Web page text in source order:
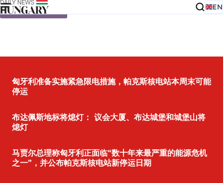
Skip to content EN
匈牙利准备实施紧急限电措施，帕克斯核电站本周末可能
停运
布达佩斯地标将熄灯： 议会大厦、布达城堡和城堡山将
熄灯
马贾尔总理称匈牙利正面临“数十年来最严重的能源危机
之一”，并公布帕克斯核电站新停运日期